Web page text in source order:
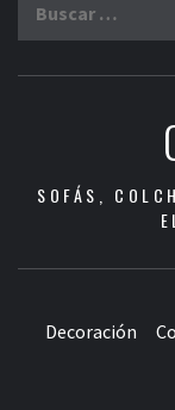
SOFÁS,
Decoración